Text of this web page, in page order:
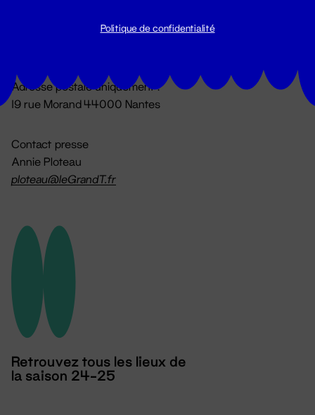
Du lundi au vendredi 14h → 18h
Adresse postale uniquement :
19 rue Morand 44000 Nantes
Contact presse
Annie Ploteau
ploteau@leGrandT.fr
Retrouvez tous les lieux de
la saison 24-25
Politique de confidentialité